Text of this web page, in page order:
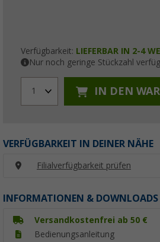
Verfügbarkeit: LIEFERBAR IN 2-4
Nur noch geringe Stückzahl
1 IN DEN
VERFÜGBARKEIT IN DEINER NÄHE
Filialverfügbarkeit prüfen
INFORMATIONEN & DOWNLOADS
Versandkostenfrei ab 50 €
Bedienungsanleitung